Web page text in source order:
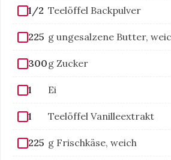
1/2 Teelöffel Backpulver
225 g ungesalzene Butter,
300g Zucker
1 Ei
1 Teelöffel Vanilleextrakt
225 g Frischkäse, weich